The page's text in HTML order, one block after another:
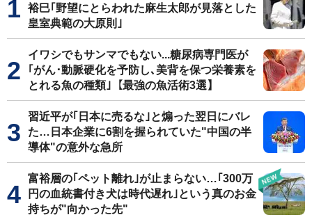
裕巳｢野望にとらわれた麻生太郎が見落とした
皇室典範の大原則｣
イワシでもサンマでもない...糖尿病専門医が
｢がん･動脈硬化を予防し､美背を保つ栄養素を
とれる魚の種類｣【最強の魚活術3選】
習近平が｢日本に売るな｣と煽った翌日にバレ
た…日本企業に6割を握られていた"中国の半
導体"の意外な急所
富裕層の｢ペット離れ｣が止まらない…｢300万
円の血統書付き犬は時代遅れ｣という真のお金
持ちが"向かった先"